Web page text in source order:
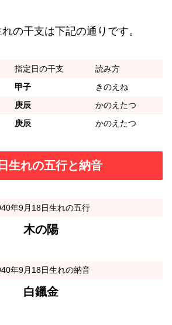
の干支は下記の通りです。
指定日の干支
読み方
甲子
きのえね
庚辰
かのえたつ
庚辰 かのえたつ
生れの五行と納音
年9月18日生れの五行
木の陽
年9月18日生れの納音
白鑞金